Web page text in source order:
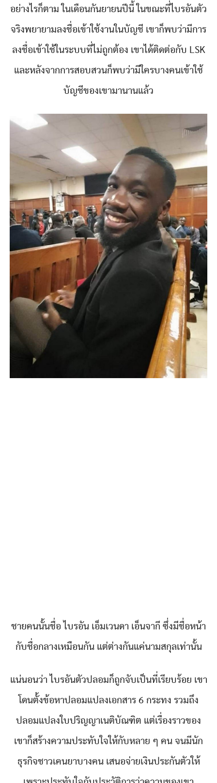
อย่างไรก็ตาม ในเดือนกันยายนปีนี้ ในขณะที่ไบรอันตัว
จริงพยายามลงชื่อเข้าใช้งานในบัญชี เขาก็พบว่ามีการ
ลงชื่อเข้าใช้ในระบบที่ไม่ถูกต้อง เขาได้ติดต่อกับ LSK
และหลังจากการสอบสวนก็พบว่ามีใครบางคนเข้าใช้
บัญชีของเขามานานแล้ว
ชายคนนั้นชื่อ ไบรอัน เอ็มเวนดา เอ็นจากี ซึ่งมีชื่อหน้า
กับชื่อกลางเหมือนกัน แต่ต่างกันแค่นามสกุลเท่านั้น
แน่นอนว่า ไบรอันตัวปลอมก็ถูกจับเป็นที่เรียบร้อย เขา
โดนตั้งข้อหาปลอมแปลงเอกสาร 6 กระทง รวมถึง
ปลอมแปลงใบปริญญาเนติบัณฑิต แต่เรื่องราวของ
เขาก็สร้างความประทับใจให้กับหลาย ๆ คน จนมีนัก
ธุรกิจชาวเคนยาบางคน เสนอจ่ายเงินประกันตัวให้